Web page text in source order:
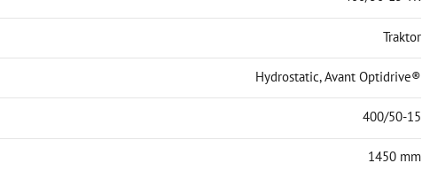
Traktor
Hydrostatic, Avant Optidrive®
400/50-15
1450 mm